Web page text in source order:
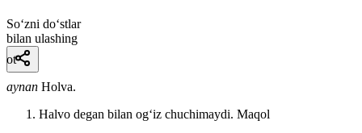
So‘zni do‘stlar
bilan ulashing
ot
aynan Holva.
Halvo degan bilan ogʻiz chuchimaydi. Maqol